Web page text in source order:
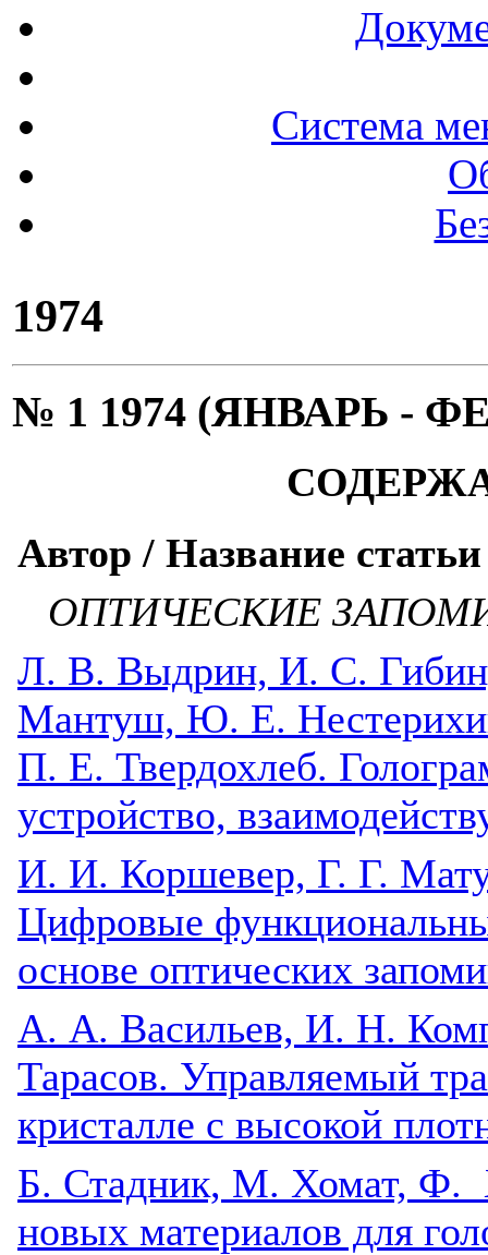
Система
1974
№ 1 1974 (ЯНВАРЬ -
Автор / Название статьи
ОПТИЧЕСКИЕ
Л. В. Выдрин, И. С.
Мантуш, Ю. Е.
П. Е. Твердохлеб.
устройство,
И. И. Коршевер, Г. Г.
Цифровые
основе оптических
А. А. Васильев, И. Н.
Тарасов. Управляемый
кристалле с высокой
Б. Стадник, М. Хомат, Ф.
новых материалов для